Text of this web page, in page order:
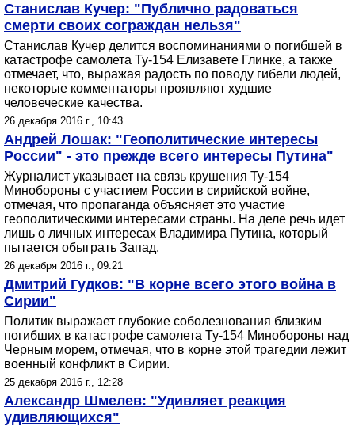
Станислав Кучер: "Публично радоваться
смерти своих сограждан нельзя"
Станислав Кучер делится воспоминаниями о погибшей в
катастрофе самолета Ту-154 Елизавете Глинке, а также
отмечает, что, выражая радость по поводу гибели людей,
некоторые комментаторы проявляют худшие
человеческие качества.
26 декабря 2016 г., 10:43
Андрей Лошак: "Геополитические интересы
России" - это прежде всего интересы Путина"
Журналист указывает на связь крушения Ту-154
Минобороны с участием России в сирийской войне,
отмечая, что пропаганда объясняет это участие
геополитическими интересами страны. На деле речь идет
лишь о личных интересах Владимира Путина, который
пытается обыграть Запад.
26 декабря 2016 г., 09:21
Дмитрий Гудков: "В корне всего этого война в
Сирии"
Политик выражает глубокие соболезнования близким
погибших в катастрофе самолета Ту-154 Минобороны над
Черным морем, отмечая, что в корне этой трагедии лежит
военный конфликт в Сирии.
25 декабря 2016 г., 12:28
Александр Шмелев: "Удивляет реакция
удивляющихся"